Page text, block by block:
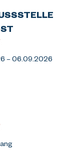
– 06.09.2026